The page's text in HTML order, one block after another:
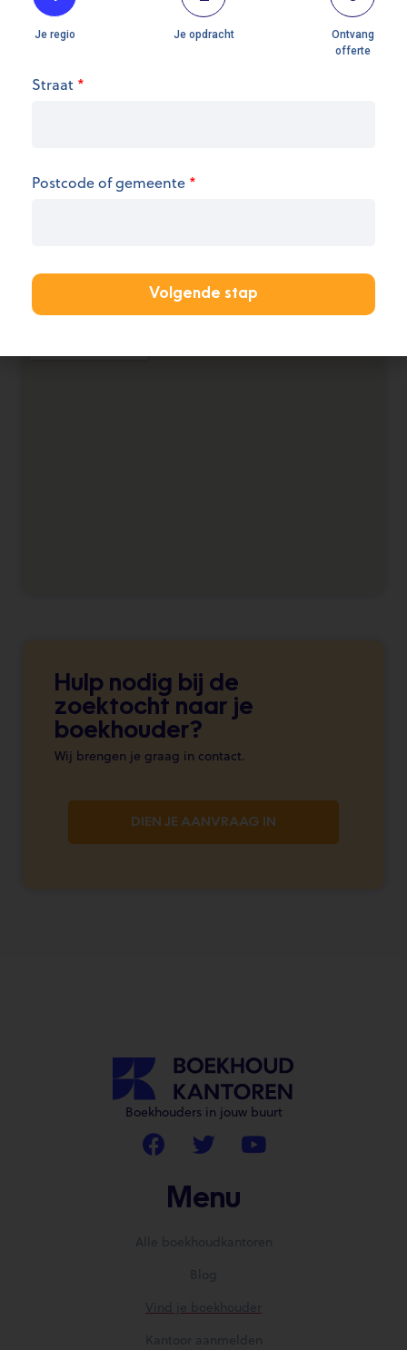
Hulp nodig bij de
zoektocht naar je
boekhouder?
Wij brengen je graag in contact.
DIEN JE AANVRAAG IN
Boekhouders in jouw buurt
Menu
Alle boekhoudkantoren
Blog
Vind je boekhouder
Kantoor aanmelden
Straat *
Postcode of gemeente *
Volgende stap